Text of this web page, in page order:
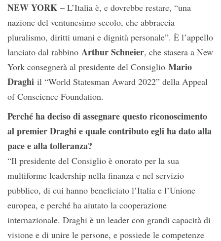
NEW YORK – L’Italia è, e dovrebbe restare, “una
nazione del ventunesimo secolo, che abbraccia
pluralismo, diritti umani e dignità personale”. È l’appello
lanciato dal rabbino Arthur Schneier, che stasera a New
York consegnerà al presidente del Consiglio Mario
Draghi il “World Statesman Award 2022” della Appeal
of Conscience Foundation.
Perché ha deciso di assegnare questo riconoscimento
al premier Draghi e quale contributo egli ha dato alla
pace e alla tolleranza?
“Il presidente del Consiglio è onorato per la sua
multiforme leadership nella finanza e nel servizio
pubblico, di cui hanno beneficiato l’Italia e l’Unione
europea, e perché ha aiutato la cooperazione
internazionale. Draghi è un leader con grandi capacità di
visione e di unire le persone, e possiede le competenze